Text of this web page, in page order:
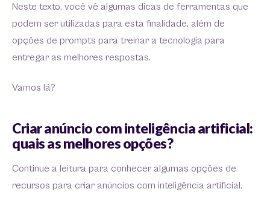
Neste texto, você vê algumas dicas de ferramentas que
podem ser utilizadas para esta finalidade, além de
opções de prompts para treinar a tecnologia para
entregar as melhores respostas.
Vamos lá?
Criar anúncio com inteligência artificial:
quais as melhores opções?
Continue a leitura para conhecer algumas opções de
recursos para criar anúncios com inteligência artificial.